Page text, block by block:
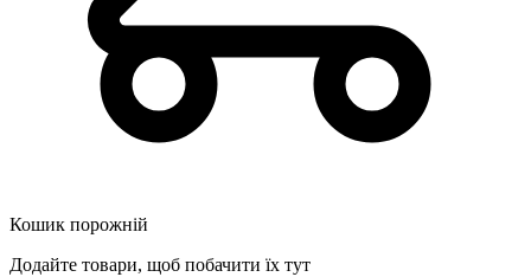
Кошик порожній
Додайте товари, щоб побачити їх тут